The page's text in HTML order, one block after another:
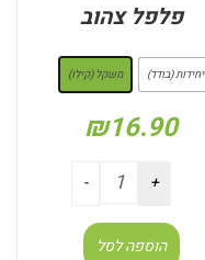
פלפל צהוב
יחידות (בודד) משקל (קילו)
₪16.90
הוספה לסל